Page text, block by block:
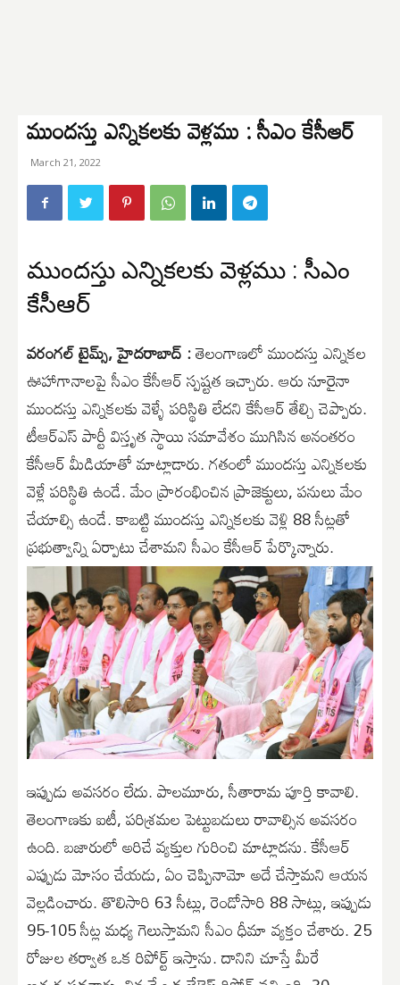
ముందస్తు ఎన్నికలకు వెళ్లము : సీఎం కేసీఆర్
March 21, 2022
ముందస్తు ఎన్నికలకు వెళ్లము : సీఎం
కేసీఆర్
వరంగల్ టైమ్స్, హైదరాబాద్ :తెలంగాణలో ముందస్తు ఎన్నికల
ఊహాగానాలపై సీఎం కేసీఆర్ స్పష్టత ఇచ్చారు. ఆరు నూరైనా
ముందస్తు ఎన్నికలకు వెళ్ళే పరిస్థితి లేదని కేసీఆర్ తేల్చి చెప్పారు.
టీఆర్ఎస్ పార్టీ విస్తృత స్థాయి సమావేశం ముగిసిన అనంతరం
కేసీఆర్ మీడియాతో మాట్లాడారు. గతంలో ముందస్తు ఎన్నికలకు
వెళ్లే పరిస్థితి ఉండే. మేం ప్రారంభించిన ప్రాజెక్టులు, పనులు మేం
చేయాల్సి ఉండే. కాబట్టి ముందస్తు ఎన్నికలకు వెళ్లి 88 సీట్లతో
ప్రభుత్వాన్ని ఏర్పాటు చేశామని సీఎం కేసీఆర్ పేర్కొన్నారు.
ఇప్పుడు అవసరం లేదు. పాలమూరు, సీతారామ పూర్తి కావాలి.
తెలంగాణకు ఐటీ, పరిశ్రమల పెట్టుబడులు రావాల్సిన అవసరం
ఉంది. బజారులో అరిచే వ్యక్తుల గురించి మాట్లాడను. కేసీఆర్
ఎప్పుడు మోసం చేయడు, ఏం చెప్పినామో అదే చేస్తామని ఆయన
వెల్లడించారు. తొలిసారి 63 సీట్లు, రెండోసారి 88 సాట్లు, ఇప్పుడు
95-105 సీట్ల మధ్య గెలుస్తామని సీఎం ధీమా వ్యక్తం చేశారు. 25
రోజుల తర్వాత ఒక రిపోర్ట్ ఇస్తాను. దానిని చూస్తే మీరే